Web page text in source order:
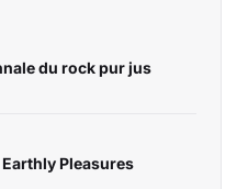
du rock pur jus
Pleasures